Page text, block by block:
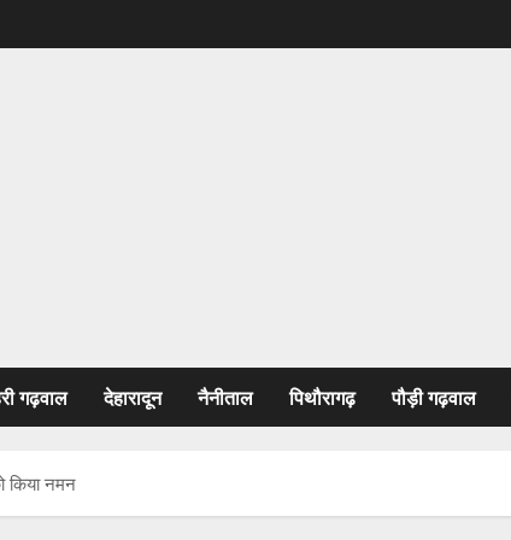
गढ़वाल देहारादून नैनीताल पिथौरागढ़ पौड़ी गढ़वाल
किया नमन